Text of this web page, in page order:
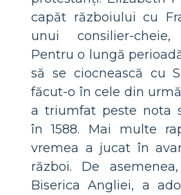
capăt războiului cu
unui consilier-
Pentru o lungă
să se ciocnească cu
făcut-o în cele din
a triumfat peste nota
în 1588. Mai multe
vremea a jucat în
război. De
Biserica Angliei, a